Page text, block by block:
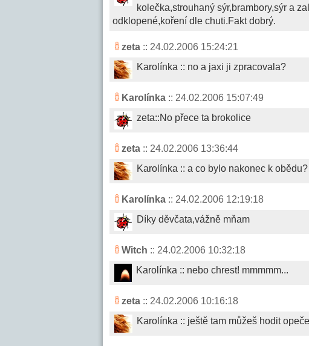
kolečka,strouhaný sýr,brambory,sýr a
odklopené,koření dle chuti.Fakt dobrý.
zeta :: 24.02.2006 15:24:21
Karolínka :: no a jaxi ji zpracovala?
Karolínka :: 24.02.2006 15:07:49
zeta::No přece ta brokolice
zeta :: 24.02.2006 13:36:44
Karolínka :: a co bylo nakonec k
Karolínka :: 24.02.2006 12:19:18
Díky děvčata,vážně mňam
Witch :: 24.02.2006 10:32:18
Karolínka :: nebo chrest! mmmmm...
zeta :: 24.02.2006 10:16:18
Karolínka :: ještě tam můžeš hodit